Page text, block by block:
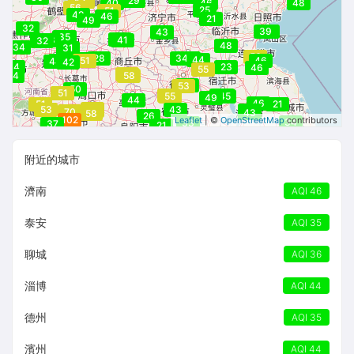
49
38
57 41
49
46
48
32
34
55 44
51
40
46
50
46
34
52
44
34
44
43
43
41
58
39
70
48
32
31
59 46
49
53
23
34
46
45
53
55
40
28
33
56
51
21
21
25
42 34
102
42
64
39
64
48 35
58 43
56
49
21
53 44
37
44
51
51 46
34
50
26 Leaflet | ©OpenStreetMapcontributors
附近的城市
濟南 AQI 46
泰安 AQI 35
聊城 AQI 36
淄博 AQI 44
德州 AQI 35
濱州 AQI 44